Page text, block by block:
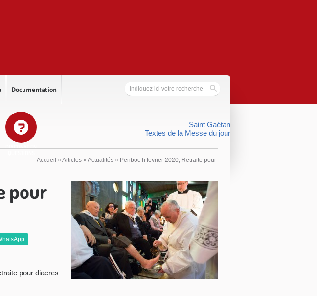
Documentation
DIACONAT EN
Saint Gaétan
Textes de la Messe du jour
Accueil » Articles » Actualités » Penboc’h fevrier 2020, Retraite pour
pour
pour diacres